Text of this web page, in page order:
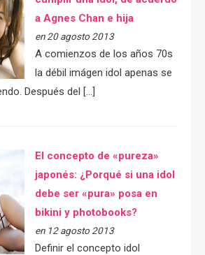
a Agnes Chan e hija
en 20 agosto 2013
A comienzos de los años 70s
la débil imágen idol apenas se
Después del […]
El concepto de «pureza»
japonés: ¿Porqué si una idol
debe ser «pura» posa en
bikini y photobooks?
en 12 agosto 2013
Definir el concepto idol